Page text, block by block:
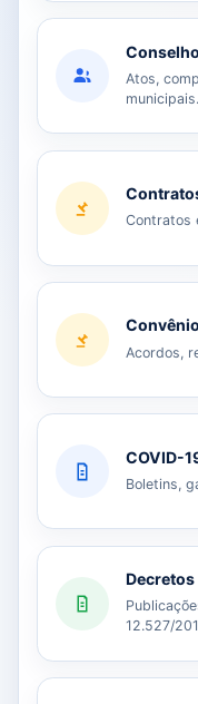
Atos,
municipais.
Contratos
Acordos,
COVID-
Boletins,
Decretos
12.527/